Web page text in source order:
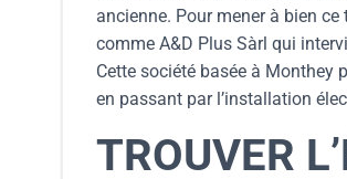
ancienne. Pour mener à bien
comme A&D Plus Sàrl qui
Cette société basée à Monthey
en passant par l’installation
TROUVER